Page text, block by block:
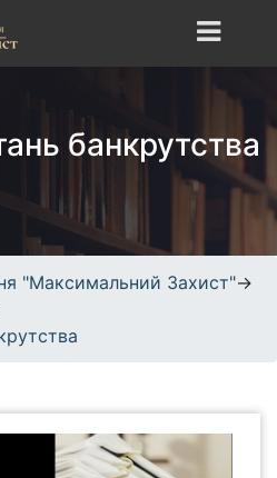
банкрутства
"Максимальний Захист"→